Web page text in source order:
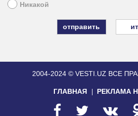
Никакой
2004-2024 © VESTI.UZ ВСЕ
ГЛАВНАЯ РЕКЛАМА